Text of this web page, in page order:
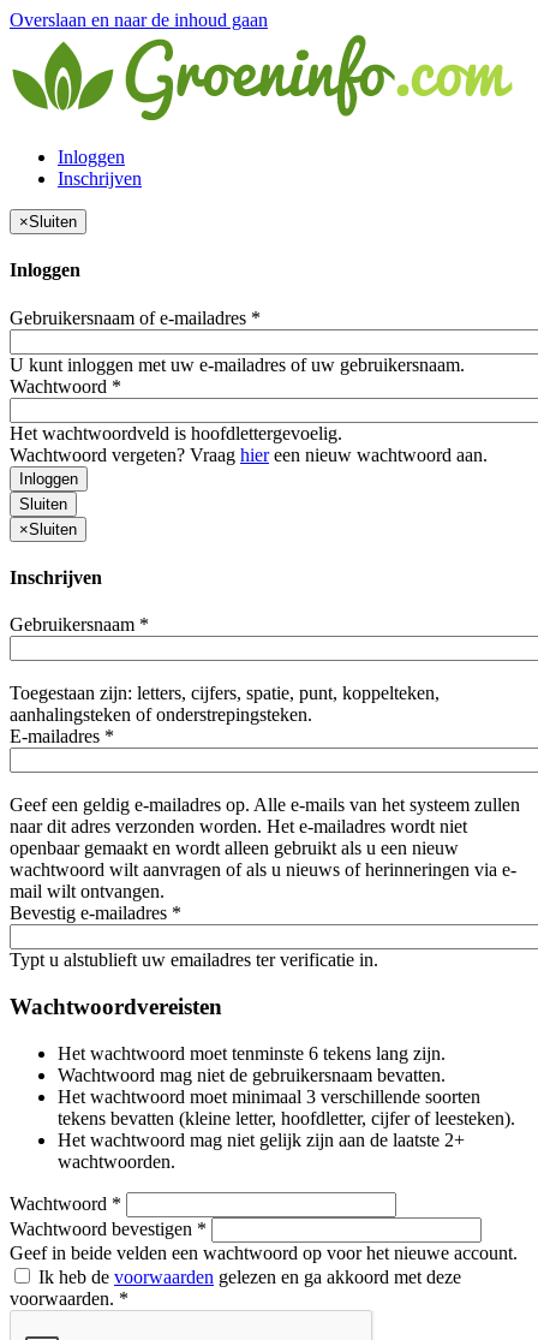
Overslaan en naar de inhoud gaan
Inloggen
Inschrijven
×Sluiten
Inloggen
Gebruikersnaam of e-mailadres *
U kunt inloggen met uw e-mailadres of uw gebruikersnaam.
Wachtwoord *
Het wachtwoordveld is hoofdlettergevoelig.
Wachtwoord vergeten? Vraag hiereen nieuw wachtwoord aan.
Inloggen
Sluiten
×Sluiten
Inschrijven
Gebruikersnaam *
Toegestaan zijn: letters, cijfers, spatie, punt, koppelteken,
aanhalingsteken of onderstrepingsteken.
E-mailadres *
Geef een geldig e-mailadres op. Alle e-mails van het systeem zullen
naar dit adres verzonden worden. Het e-mailadres wordt niet
openbaar gemaakt en wordt alleen gebruikt als u een nieuw
wachtwoord wilt aanvragen of als u nieuws of herinneringen via e-
mail wilt ontvangen.
Bevestig e-mailadres *
Typt u alstublieft uw emailadres ter verificatie in.
Wachtwoordvereisten
Het wachtwoord moet tenminste 6 tekens lang zijn.
Wachtwoord mag niet de gebruikersnaam bevatten.
Het wachtwoord moet minimaal 3 verschillende soorten
tekens bevatten (kleine letter, hoofdletter, cijfer of leesteken).
Het wachtwoord mag niet gelijk zijn aan de laatste 2+
wachtwoorden.
Wachtwoord *
Wachtwoord bevestigen *
Geef in beide velden een wachtwoord op voor het nieuwe account.
Ik heb de voorwaarden gelezen en ga akkoord met deze
voorwaarden. *